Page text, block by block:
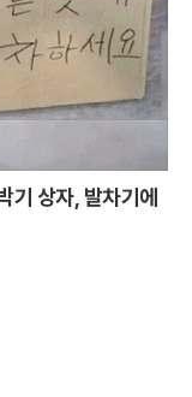
기 상자, 발차기에